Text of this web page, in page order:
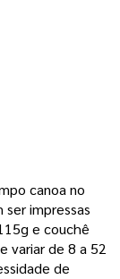
canoa no
impressas
e couchê
variar de 8 a 52
de